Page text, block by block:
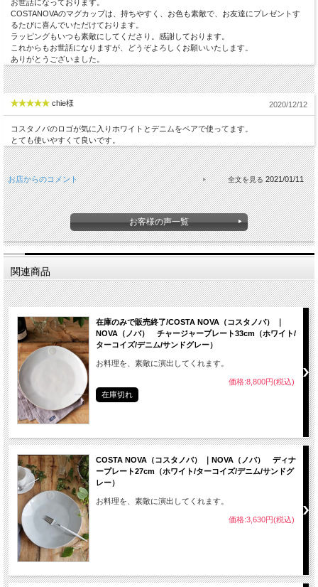
お世話になっております。
COSTANOVAのマグカップは、持ちやすく、お色も素敵で、お友達にプレゼントす
るたびに喜んでいただけております。
ラッピングもいつも素敵にしてくださり。感謝しております。
これからもお世話になりますが、どうぞよろしくお願いいたします。
ありがとうございました。
chie様 2020/12/12
コスタノバのロゴが気に入りホワイトとデニムをペアで使ってます。
とても使いやすくて良いです。
お店からのコメント 2021/01/11
お客様の声一覧
関連商品
在庫のみで販売終了/COSTA NOVA（コスタノバ） ｜
NOVA（ノバ） チャージャープレート33cm（ホワイト/
ターコイズ/デニム/サンドグレー）
お料理を、素敵に演出してくれます。
価格:8,800円(税込)
在庫切れ
COSTA NOVA（コスタノバ） ｜NOVA（ノバ） ディナ
ープレート27cm（ホワイト/ターコイズ/デニム/サンドグ
レー）
お料理を、素敵に演出してくれます。
価格:3,630円(税込)